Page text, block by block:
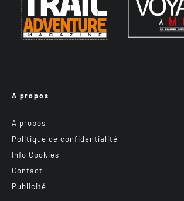
A propos
A propos
Politique de confidentialité
Info Cookies
Contact
Publicité